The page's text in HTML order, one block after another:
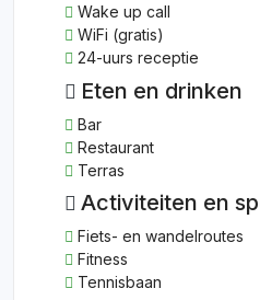
Wake up call
WiFi (gratis)
24-uurs receptie
Eten en drinken
Bar
Restaurant
Terras
Activiteiten en
Fiets- en wandelroutes
Fitness
Tennisbaan